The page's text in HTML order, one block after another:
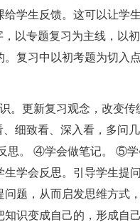
学生反馈。这可以让学
以专题复习为主线，以
复习中以初考题为切入
更新复习观念，改变传
细致看、深入看，多问
思。 ④学会做笔记。 ⑤学
学会反思。引导学生提
题，从而启发思维方式
识变成自己的，形成自